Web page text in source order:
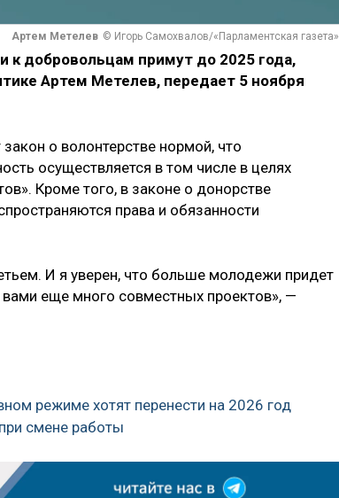
Артем Метелев © Игорь Самохвалов/«Парламентская газета»
к добровольцам примут до 2025 года,
Артем Метелев, передает 5 ноября
о волонтерстве нормой, что
осуществляется в том числе в целях
Кроме того, в законе о донорстве
права и обязанности
И я уверен, что больше молодежи придет
еще много совместных проектов», —
режиме хотят перенести на 2026 год
смене работы